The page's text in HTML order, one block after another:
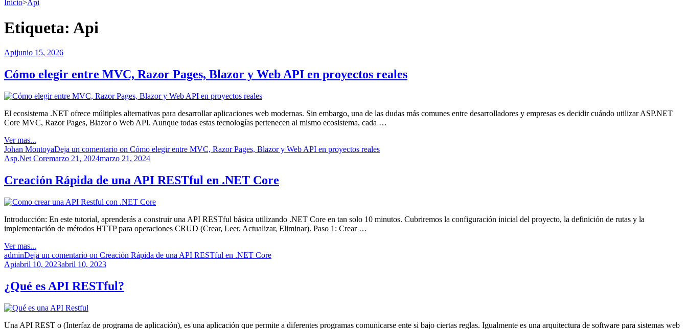
Inicio>Api
Etiqueta: Api
Apijunio 15, 2026
Cómo elegir entre MVC, Razor Pages, Blazor y Web API en proyectos reales
El ecosistema .NET ofrece múltiples alternativas para desarrollar aplicaciones web modernas. Sin embargo, una de las dudas más comunes entre desarrolladores y empresas es decidir cuándo utilizar ASP.NET
Core MVC, Razor Pages, Blazor o Web API. Aunque todas estas tecnologías pertenecen al mismo ecosistema, cada …
Ver mas...
Johan MontoyaDeja un comentario on Cómo elegir entre MVC, Razor Pages, Blazor y Web API en proyectos reales
Asp.Net Coremarzo 21, 2024marzo 21, 2024
Creación Rápida de una API RESTful en .NET Core
Introducción: En este tutorial, aprenderás a construir una API RESTful básica utilizando .NET Core en tan solo 10 minutos. Cubriremos la configuración inicial del proyecto, la definición de rutas y la
implementación de métodos HTTP para operaciones CRUD (Crear, Leer, Actualizar, Eliminar). Paso 1: Crear …
Ver mas...
adminDeja un comentario on Creación Rápida de una API RESTful en .NET Core
Apiabril 10, 2023abril 10, 2023
¿Qué es API RESTful?
Una API REST o (Interfaz de programa de aplicación), es una aplicación que permite a diferentes programas comunicarse ente si bajo ciertas reglas. Igualmente es una arquitectura de software para sistemas web